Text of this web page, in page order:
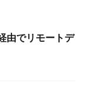
由でリモートデ